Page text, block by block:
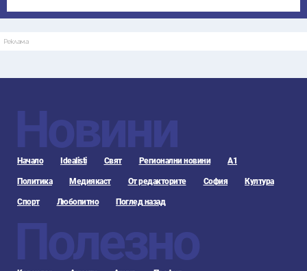
Реклама
Новини
Начало Idealisti Свят Регионални новини А1
Политика Медиякаст От редакторите София Култура
Спорт Любопитно Поглед назад
Полезно